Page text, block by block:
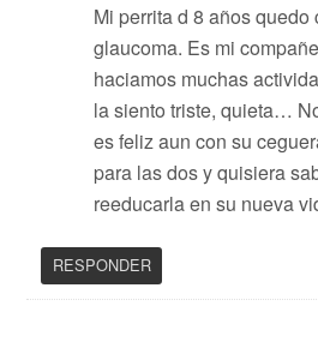
Mi perrita d 8 años quedo
glaucoma. Es mi
haciamos muchas
la siento triste, quieta…
es feliz aun con su
para las dos y quisiera
reeducarla en su nueva
RESPONDER